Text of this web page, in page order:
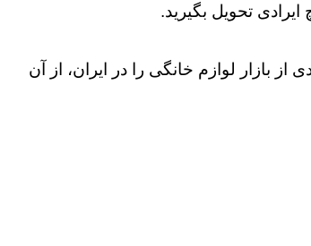
تحویل بگیرید.
لوازم خانگی را در ایران، از آن